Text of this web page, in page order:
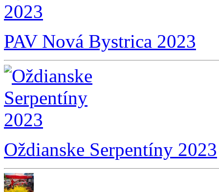
PAV Nová Bystrica 2023
Oždianske Serpentíny 2023